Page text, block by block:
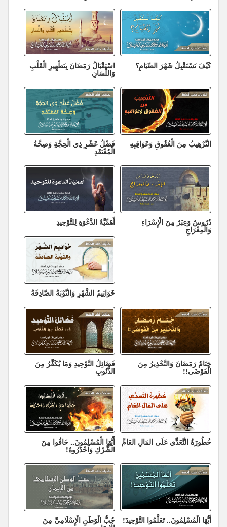
كَيْفَ نَسْتَقْبِلُ شَهْرَ الصِّيَامِ؟ اسْتِقْبَالُ رَمَضَانَ بِتَطْهِيرِ الْقَلْبِ
وَاللِّسَانِ
التَّرْهِيبُ مِنَ الْعُقُوقِ وَعَوَاقِبِهِ فَضْلُ عَشْرِ ذِي الْحِجَّةِ وَصِحَّةُ
الْمُعْتَقَدِ
دُرُوسٌ وَعِبَرٌ مِنَ الْإِسْرَاءِ
وَالْمِعْرَاجِ
أَهَمِّيَّةُ الدَّعْوَةِ لِلتَّوْحِيدِ
خَوَاتِيمُ الشَّهْرِ وَالتَّوْبَةُ الصَّادِقَةُ
خِتَامُ رَمَضَانَ وَالتَّحْذِيرُ مِنَ
الْفَوْضَى!!
فَضَائِلُ التَّوْحِيدِ وَمَا يُكَفِّرُ مِنَ
الذُّنُوبِ
خُطُورَةُ التَّعَدِّي عَلَى المَالِ العَامِّ أَيُّهَا الْمُسْلِمُونَ.. خَافُوا مِنَ
الشِّرْكِ وَاحْذَرُوهُ!
أَيُّهَا الْمُسْلِمُونَ.. تَعَلَّمُوا التَّوْحِيدَ! حُبُّ الْوَطَنِ الْإِسْلَامِيِّ مِنَ